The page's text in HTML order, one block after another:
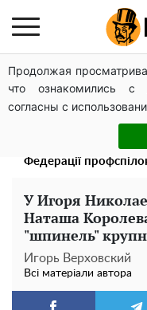
Продолжая
что ознакомились с
согласны с
Дрони із націнкою:
мільйони
Естонії
Павло Прудніков та
у російському
Федерації
У Игоря
Наташа
"шпинель"
Игорь Верховский
Всі матеріали автора